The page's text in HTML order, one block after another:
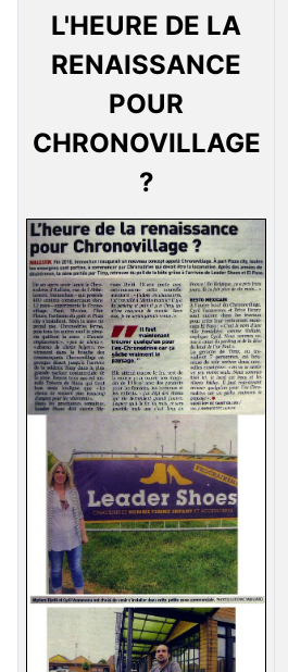
L'HEURE DE LA
RENAISSANCE
POUR
CHRONOVILLAGE
?